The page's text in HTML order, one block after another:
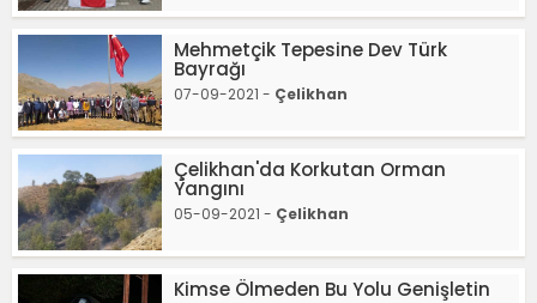
Mehmetçik Tepesine Dev Türk
Bayrağı
07-09-2021 - Çelikhan
Çelikhan'da Korkutan Orman
Yangını
05-09-2021 - Çelikhan
Kimse Ölmeden Bu Yolu Genişletin